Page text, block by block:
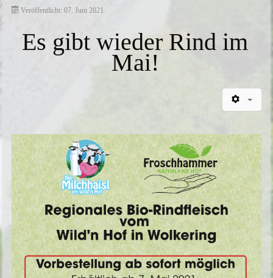
Veröffentlicht: 07. Juni 2021
Es gibt wieder Rind im
Mai!